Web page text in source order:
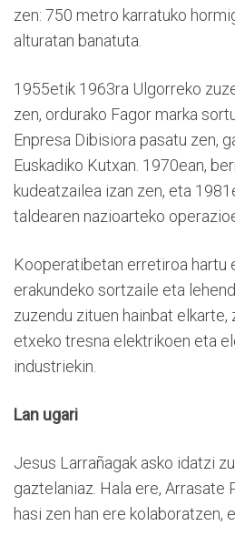
zen: 750 metro karratuko
alturatan banatuta.
1955etik 1963ra Ulgorreko
zen, ordurako Fagor marka
Enpresa Dibisiora pasatu zen,
Euskadiko Kutxan. 1970ean,
kudeatzailea izan zen, eta
taldearen nazioarteko
Kooperatibetan erretiroa hartu
erakundeko sortzaile eta
zuzendu zituen hainbat elkarte,
etxeko tresna elektrikoen eta
industriekin.
Lan ugari
Jesus Larrañagak asko idatzi
gaztelaniaz. Hala ere, Arrasate
hasi zen han ere kolaboratzen,